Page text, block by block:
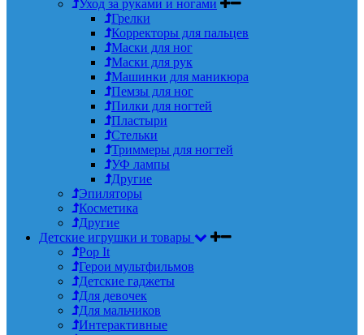
Уход за руками и ногами
Грелки
Корректоры для пальцев
Маски для ног
Маски для рук
Машинки для маникюра
Пемзы для ног
Пилки для ногтей
Пластыри
Стельки
Триммеры для ногтей
УФ лампы
Другие
Эпиляторы
Косметика
Другие
Детские игрушки и товары
Pop It
Герои мультфильмов
Детские гаджеты
Для девочек
Для мальчиков
Интерактивные